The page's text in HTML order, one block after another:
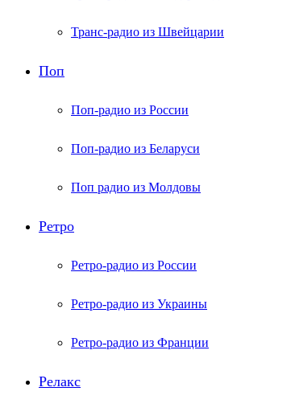
Транс-радио из Швейцарии
Поп
Поп-радио из России
Поп-радио из Беларуси
Поп радио из Молдовы
Ретро
Ретро-радио из России
Ретро-радио из Украины
Ретро-радио из Франции
Релакс